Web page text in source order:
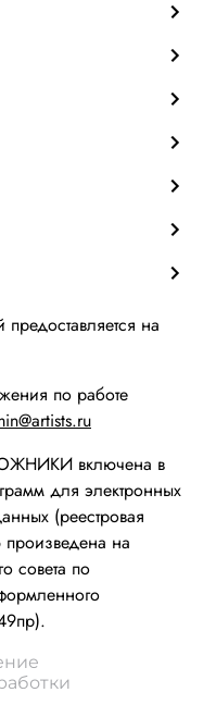
на
по работе
включена в
для электронных
(реестровая
на
совета по